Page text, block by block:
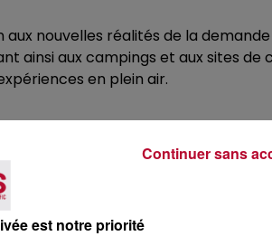
nouvelles réalités de la
aux campings et aux sites de
en plein air.
est notre priorité
Continuer sans